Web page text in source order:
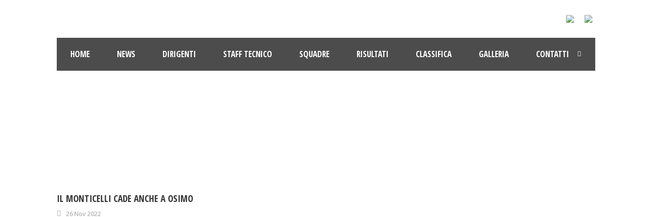
HOME NEWS DIRIGENTI STAFF TECNICO SQUADRE RISULTATI CLASSIFICA GALLERIA CONTATTI
IL MONTICELLI CADE ANCHE A OSIMO
26 Nov 2022